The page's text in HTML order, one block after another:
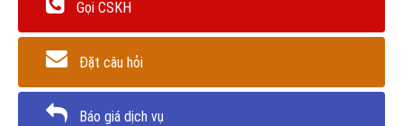
Gọi CSKH
Đặt câu hỏi
Báo giá dịch vụ